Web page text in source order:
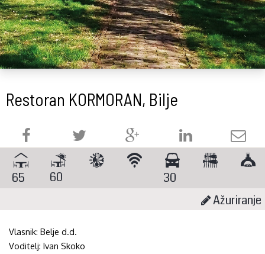
Restoran KORMORAN, Bilje
65 60
30
Ažuriranje
Vlasnik:Belje d.d.
Voditelj:Ivan Skoko